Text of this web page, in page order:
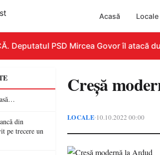
Acasă Locale
Deputatul PSD Mircea Govor îl atacă
din
pe trecere un
Creșă
LOCALE•10.10.2022 00:00